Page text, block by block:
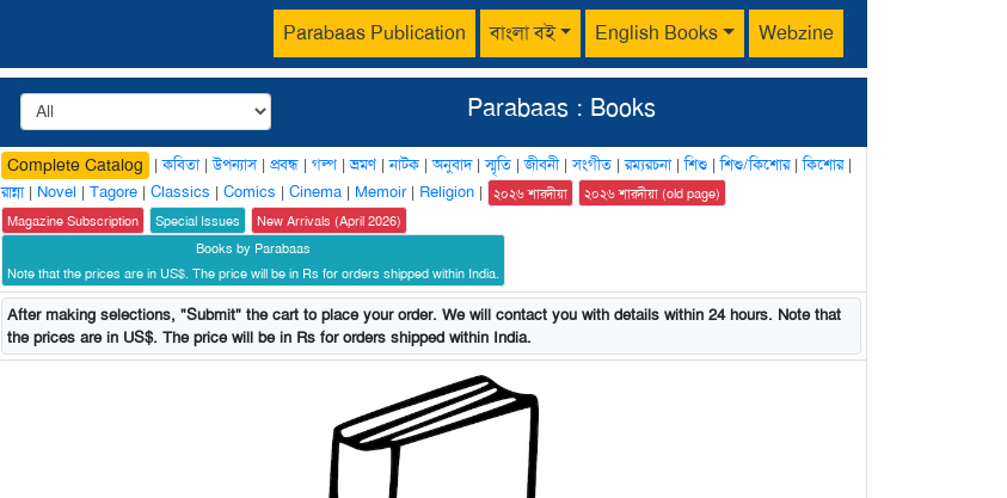
Parabaas Publication বাংলা বই English Books Webzine
Parabaas : Books
Complete Catalog |কবিতা|উপন্যাস| প্রবন্ধ | গল্প |ভ্রমণ|নাটক |অনুবাদ|স্মৃতি |জীবনী|সংগীত |রম্যরচনা|শিশু |শিশু/কিশোর|কিশোর|
রান্না| Novel | Tagore | Classics | Comics | Cinema | Memoir| Religion | ২০২৬ শারদীয়া
২০২৬ শারদীয়া (old page)
Magazine Subscription
Special Issues
New Arrivals (April 2026)
Books by Parabaas
Note that the prices are in US$. The price will be in Rs for orders shipped within India.
After making selections, "Submit" the cart to place your order. We will contact you with details within 24 hours. Note that
the prices are in US$. The price will be in Rs for orders shipped within India.